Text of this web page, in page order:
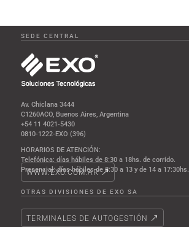
SEDE CENTRAL
Av. Chiclana 3444
C1260ACO, Buenos Aires, Argentina
+54 11 4021-5430
0810-1222-EXO (396)
HORARIOS DE ATENCIÓN:
Telefónica: días hábiles de 8:30 a 18hs. de corrido.
Presencial: días hábiles de 8:30 a 13 y de 14 a 17:30hs.
WWW.EXO.COM.AR
OTRAS DIVISIONES DE EXO SA
TERMINALES DE AUTOGESTIÓN